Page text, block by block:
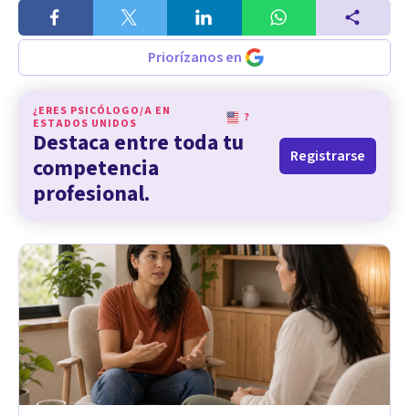
Priorízanos en
¿ERES PSICÓLOGO/A EN
ESTADOS UNIDOS
?
Destaca entre toda tu
competencia
profesional.
Registrarse